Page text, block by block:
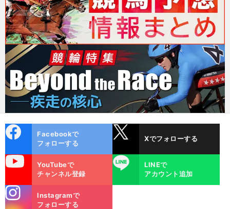
ok
Facebookで
フォローする
Xでフォローする
YouTubeで
チャンネル登録
LINE
LINEで
アカウント追加
m
Instagramで
フォローする